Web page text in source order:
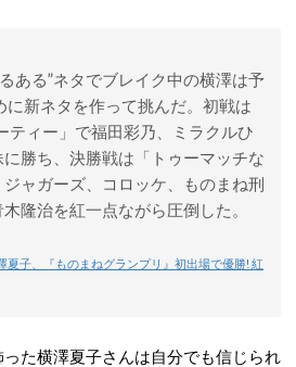
ある”ネタでブレイク中の横澤は予
新ネタを作って挑んだ。初戦は
ティー」で福田彩乃、ミラクルひ
勝ち、決勝戦は「トゥーマッチな
ャガーズ、コロッケ、ものまね刑
隆治を紅一点ながら圧倒した。
夏子、『ものまねグランプリ』初出場で優勝! 紅
た横澤夏子さんは自分でも信じられ